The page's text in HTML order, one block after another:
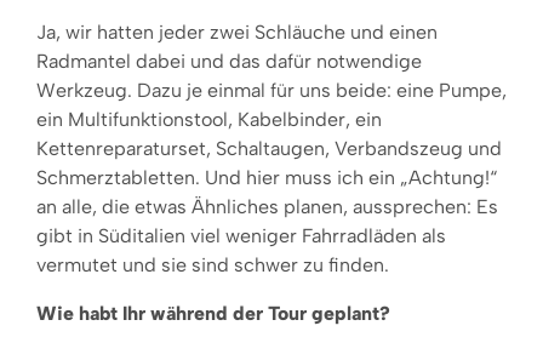
Ja, wir hatten jeder zwei Schläuche und einen
Radmantel dabei und das dafür notwendige
Werkzeug. Dazu je einmal für uns beide: eine Pumpe,
ein Multifunktionstool, Kabelbinder, ein
Kettenreparaturset, Schaltaugen, Verbandszeug und
Schmerztabletten. Und hier muss ich ein „Achtung!“
an alle, die etwas Ähnliches planen, aussprechen: Es
gibt in Süditalien viel weniger Fahrradläden als
vermutet und sie sind schwer zu finden.
Wie habt Ihr während der Tour geplant?